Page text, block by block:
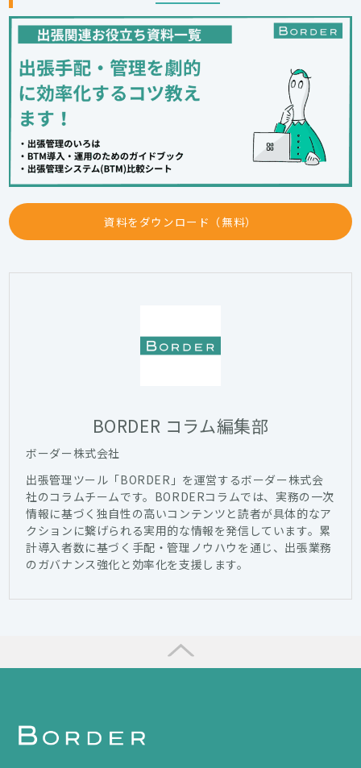
資料をダウンロード（無料）
BORDER コラム編集部
ボーダー株式会社
出張管理ツール「BORDER」を運営するボーダー株式会
社のコラムチームです。BORDERコラムでは、実務の一次
情報に基づく独自性の高いコンテンツと読者が具体的なア
クションに繋げられる実用的な情報を発信しています。累
計導入者数に基づく手配・管理ノウハウを通じ、出張業務
のガバナンス強化と効率化を支援します。